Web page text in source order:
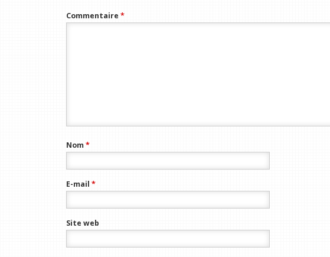
Commentaire *
Nom*
E-mail *
Site web